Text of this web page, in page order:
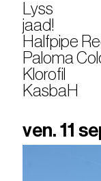
Lyss
jaad!
Halfpipe
Paloma
Klorofil
KasbaH
ven. 11